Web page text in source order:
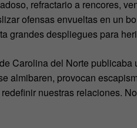
refractario a rencores,
ofensas envueltas en un
grandes despliegues para
Carolina del Norte
almibaren, provocan
nuestras relaciones.